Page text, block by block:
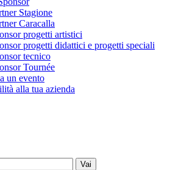
Stagione
Caracalla
progetti artistici
progetti didattici e progetti speciali
tecnico
Tournée
un evento
alla tua azienda